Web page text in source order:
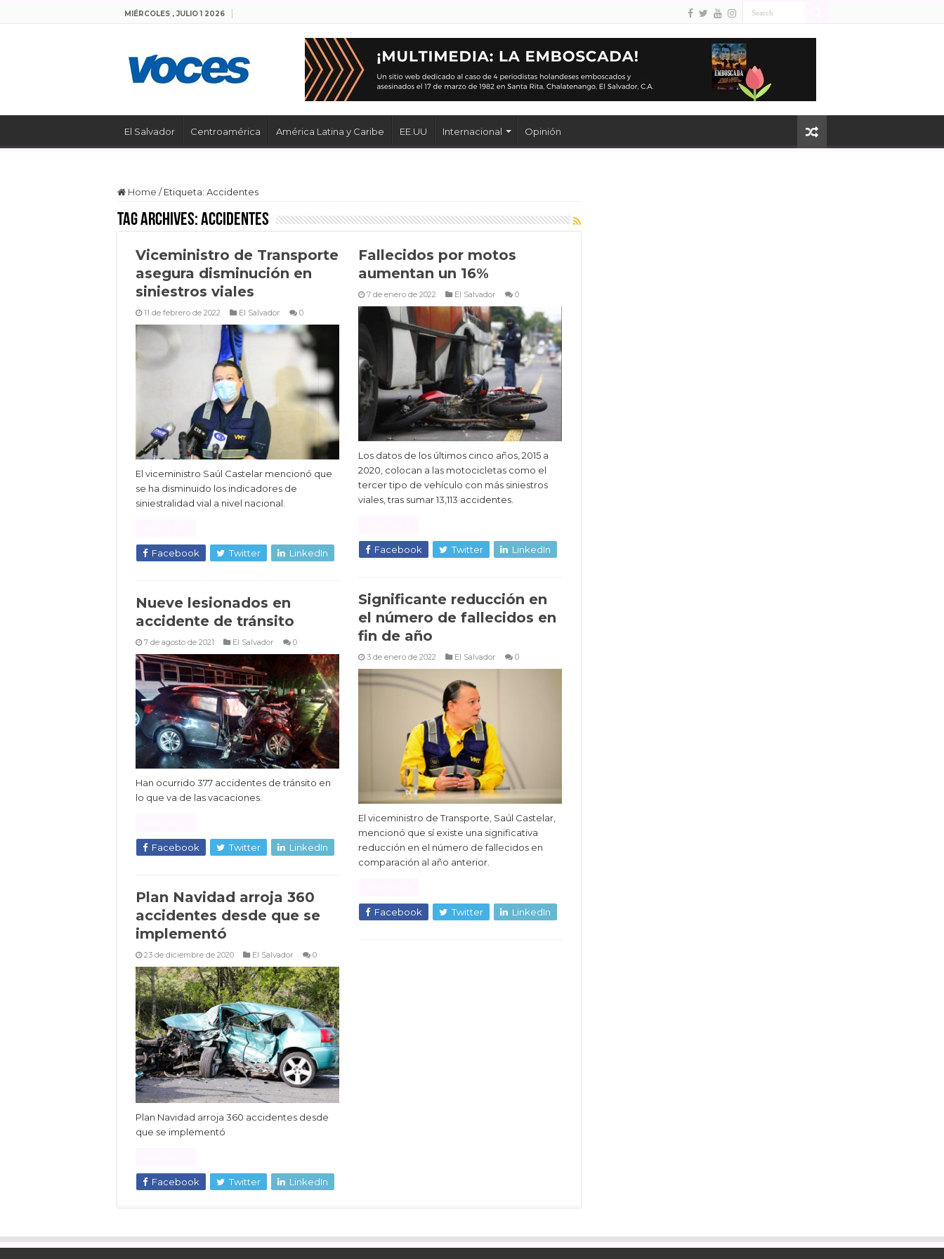
MIÉRCOLES , JULIO 1 2026
El Salvador Centroamérica América Latina y Caribe EE.UU Internacional Opinión
Home / Etiqueta: Accidentes
Tag Archives:Accidentes
Viceministro de Transporte
asegura disminución en
siniestros viales
11 de febrero de 2022 El Salvador 0
El viceministro Saúl Castelar mencionó que
se ha disminuido los indicadores de
siniestralidad vial a nivel nacional.
Facebook Twitter LinkedIn
Fallecidos por motos
aumentan un 16%
7 de enero de 2022 El Salvador 0
Los datos de los últimos cinco años, 2015 a
2020, colocan a las motocicletas como el
tercer tipo de vehículo con más siniestros
viales, tras sumar 13,113 accidentes.
Facebook Twitter LinkedIn
Significante reducción en
el número de fallecidos en
fin de año
3 de enero de 2022 El Salvador 0
El viceministro de Transporte, Saúl Castelar,
mencionó que sí existe una significativa
reducción en el número de fallecidos en
comparación al año anterior.
Facebook Twitter LinkedIn
Nueve lesionados en
accidente de tránsito
7 de agosto de 2021 El Salvador 0
Han ocurrido 377 accidentes de tránsito en
lo que va de las vacaciones.
Facebook Twitter LinkedIn
Plan Navidad arroja 360
accidentes desde que se
implementó
23 de diciembre de 2020 El Salvador 0
Plan Navidad arroja 360 accidentes desde
que se implementó
Facebook Twitter LinkedIn